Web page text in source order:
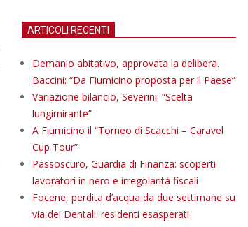
ARTICOLI RECENTI
Demanio abitativo, approvata la delibera.
Baccini: “Da Fiumicino proposta per il Paese”
Variazione bilancio, Severini: “Scelta
lungimirante”
A Fiumicino il “Torneo di Scacchi – Caravel
Cup Tour”
Passoscuro, Guardia di Finanza: scoperti
lavoratori in nero e irregolarità fiscali
Focene, perdita d’acqua da due settimane su
via dei Dentali: residenti esasperati